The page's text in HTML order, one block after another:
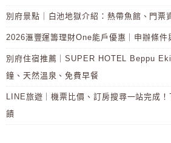
別府景點｜白池地獄介紹：熱帶魚館、門票
2026滙豐運籌理財One能戶優惠｜申辦條件
別府住宿推薦｜SUPER HOTEL Beppu
鐘、天然溫泉、免費早餐
LINE旅遊｜機票比價、訂房搜尋一站完成
饋